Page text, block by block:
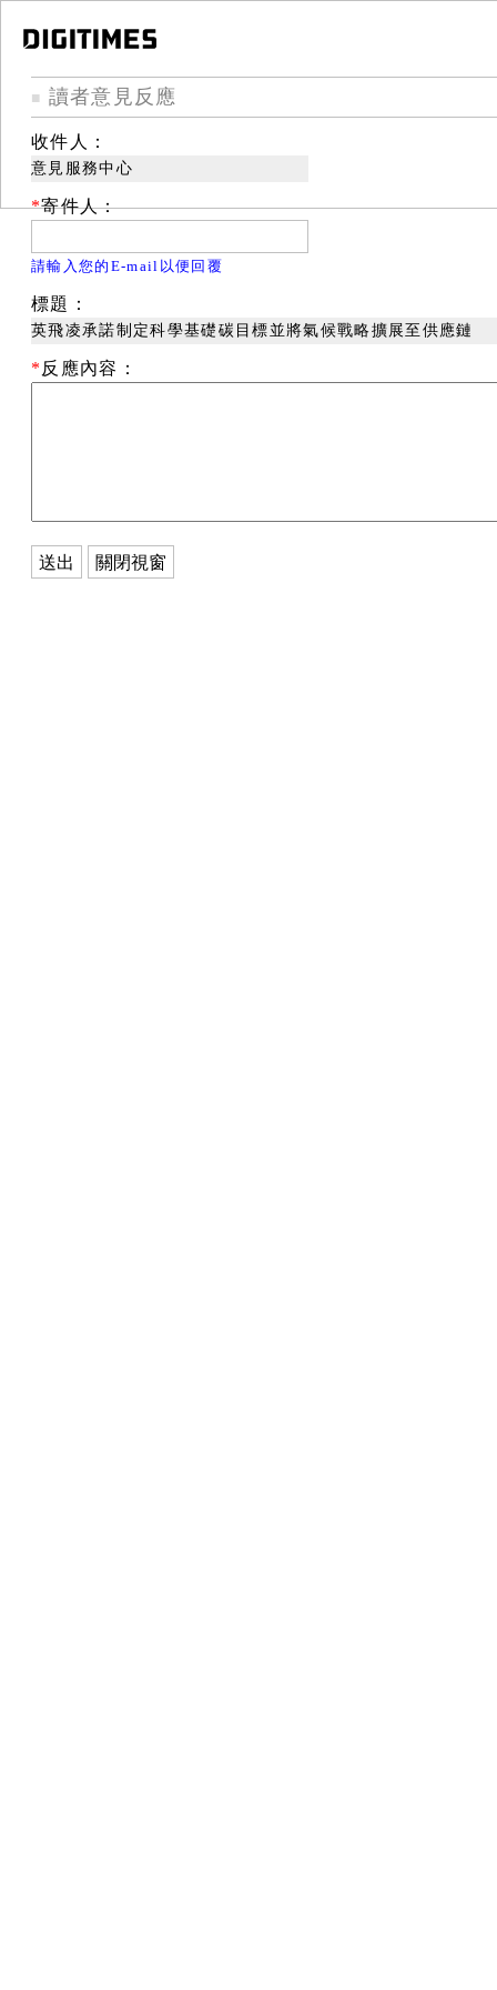
■ 讀者意見反應
收件人：
意見服務中心
*寄件人：
請輸入您的E-mail以便回覆
標題：
英飛凌承諾制定科學基礎碳目標並將氣候戰略擴展至供應鏈
* 反應內容：